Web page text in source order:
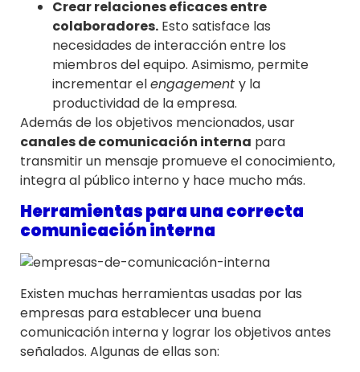
Crear relaciones eficaces entre
colaboradores. Esto satisface las
necesidades de interacción entre los
miembros del equipo. Asimismo, permite
incrementar elengagement y la
productividad de la empresa.
Además de los objetivos mencionados, usar
canales de comunicación interna para
transmitir un mensaje promueve el conocimiento,
integra al público interno y hace mucho más.
Herramientas para una correcta
comunicación interna
Existen muchas herramientas usadas por las
empresas para establecer una buena
comunicación interna y lograr los objetivos antes
señalados. Algunas de ellas son: